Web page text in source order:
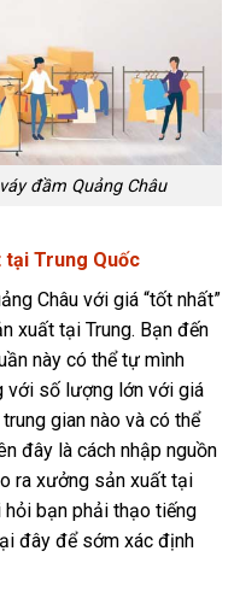
đầm Quảng Châu
tại Trung Quốc
Châu với giá “tốt nhất”
xuất tại Trung. Bạn đến
này có thể tự mình
với số lượng lớn với giá
gian nào và có thể
đây là cách nhập nguồn
ra xưởng sản xuất tại
bạn phải thạo tiếng
đây để sớm xác định